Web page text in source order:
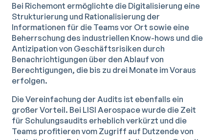
Bei Richemont ermöglichte die Digitalisierung eine
Strukturierung und Rationalisierung der
Informationen für die Teams vor Ort sowie eine
Beherrschung des industriellen Know-hows und die
Antizipation von Geschäftsrisiken durch
Benachrichtigungen über den Ablauf von
Berechtigungen, die bis zu drei Monate im Voraus
erfolgen.
Die Vereinfachung der Audits ist ebenfalls ein
großer Vorteil. Bei LISI Aerospace wurde die Zeit
für Schulungsaudits erheblich verkürzt und die
Teams profitieren vom Zugriff auf Dutzende von